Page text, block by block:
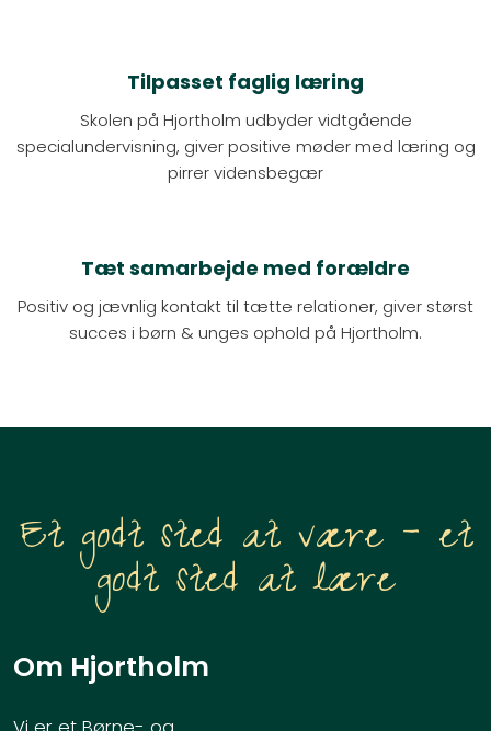
Tilpasset faglig læring
Skolen på Hjortholm udbyder vidtgående
specialundervisning, giver positive møder med læring og
pirrer vidensbegær
Tæt samarbejde med forældre
​​Positiv og jævnlig kontakt til tætte relationer, giver størst
succes i børn & unges ophold på Hjortholm.
Et godt sted at være – et
godt sted at lære
Om Hjortholm